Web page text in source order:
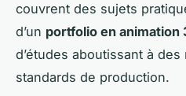
couvrent des sujets
d’un portfolio en animation
d’études aboutissant à
standards de production.